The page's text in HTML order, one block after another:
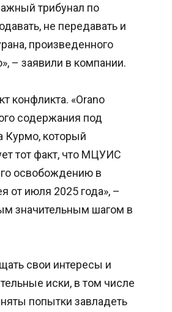
трибунал по
не передавать и
произведенного
– заявили в компании.
конфликта. «Orano
содержания под
Курмо, который
тот факт, что МЦУИС
освобождению в
от июля 2025 года», –
значительным шагом в
свои интересы и
иски, в том числе
попытки завладеть